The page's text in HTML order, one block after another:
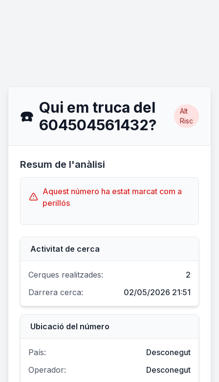
☎️ Qui em truca del
604504561432?
Alt
Risc
Resum de l'anàlisi
Aquest número ha estat marcat com a
perillós
Activitat de cerca
Cerques realitzades:
2
Darrera cerca:
02/05/2026 21:51
Ubicació del número
País:
Desconegut
Operador:
Desconegut